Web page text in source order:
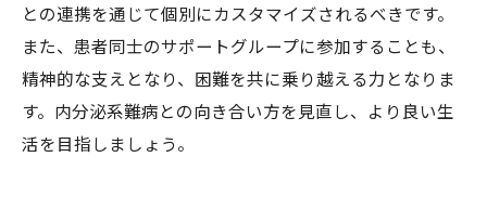
との連携を通じて個別にカスタマイズされるべきです。
また、患者同士のサポートグループに参加することも、
精神的な支えとなり、困難を共に乗り越える力となりま
す。内分泌系難病との向き合い方を見直し、より良い生
活を目指しましょう。